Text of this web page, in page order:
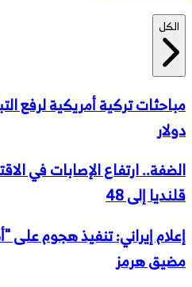
الكل
دولار
الضفة.. ارتفاع الإصابات في
قلنديا إلى 48
إعلام إيراني: تنفيذ هجوم
مضيق هرمز